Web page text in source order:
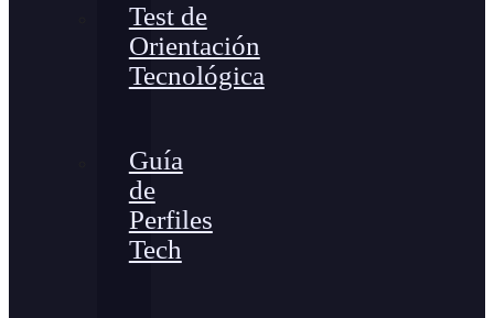
Test de
Orientación
Tecnológica
Guía
de
Perfiles
Tech